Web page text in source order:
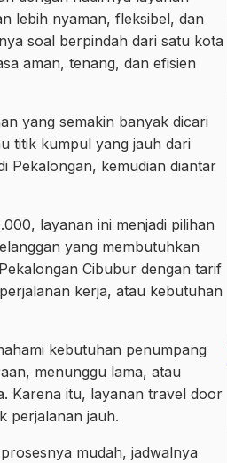
lebih nyaman, fleksibel, dan
soal berpindah dari satu kota
aman, tenang, dan efisien
yang semakin banyak dicari
titik kumpul yang jauh dari
Pekalongan, kemudian diantar
layanan ini menjadi pilihan
yang membutuhkan
Cibubur dengan tarif
kerja, atau kebutuhan
kebutuhan penumpang
menunggu lama, atau
Karena itu, layanan travel door
perjalanan jauh.
mudah, jadwalnya